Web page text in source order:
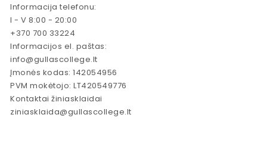
Informacija telefonu:
I - V 8:00 - 20:00
+370 700 33224
Informacijos el. paštas:
info@gullascollege.lt
Įmonės kodas: 142054956
PVM mokėtojo: LT420549776
Kontaktai žiniasklaidai
ziniasklaida@gullascollege.lt